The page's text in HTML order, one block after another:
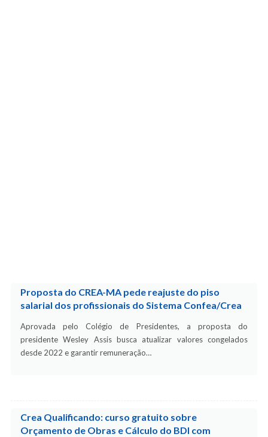
Proposta do CREA-MA pede reajuste do piso
salarial dos profissionais do Sistema Confea/Crea
Aprovada pelo Colégio de Presidentes, a proposta do
presidente Wesley Assis busca atualizar valores congelados
desde 2022 e garantir remuneração…
Crea Qualificando: curso gratuito sobre
Orçamento de Obras e Cálculo do BDI com